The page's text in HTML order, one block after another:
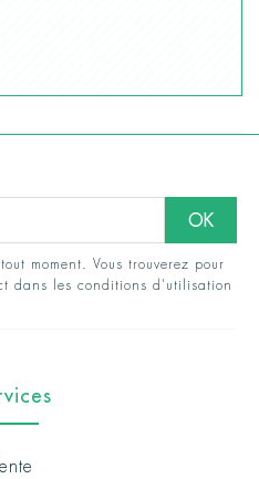
moment. Vous trouverez pour
dans les conditions d'utilisation